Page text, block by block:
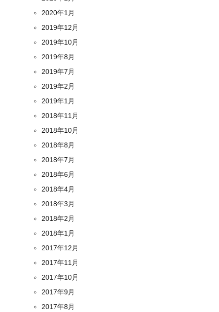
2020年1月
2019年12月
2019年10月
2019年8月
2019年7月
2019年2月
2019年1月
2018年11月
2018年10月
2018年8月
2018年7月
2018年6月
2018年4月
2018年3月
2018年2月
2018年1月
2017年12月
2017年11月
2017年10月
2017年9月
2017年8月